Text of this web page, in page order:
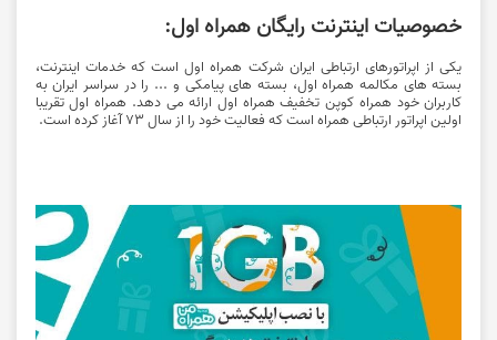
خصوصیات اینترنت رایگان همراه اول:
یکی از اپراتورهای ارتباطی ایران شرکت همراه اول است که خدمات اینترنت،
بسته های مکالمه همراه اول، بسته های پیامکی و ... را در سراسر ایران به
کاربران خود همراه کوپن تخفیف همراه اول ارائه می دهد. همراه اول تقریبا
اولین اپراتور ارتباطی همراه است که فعالیت خود را از سال 73 آغاز کرده است.